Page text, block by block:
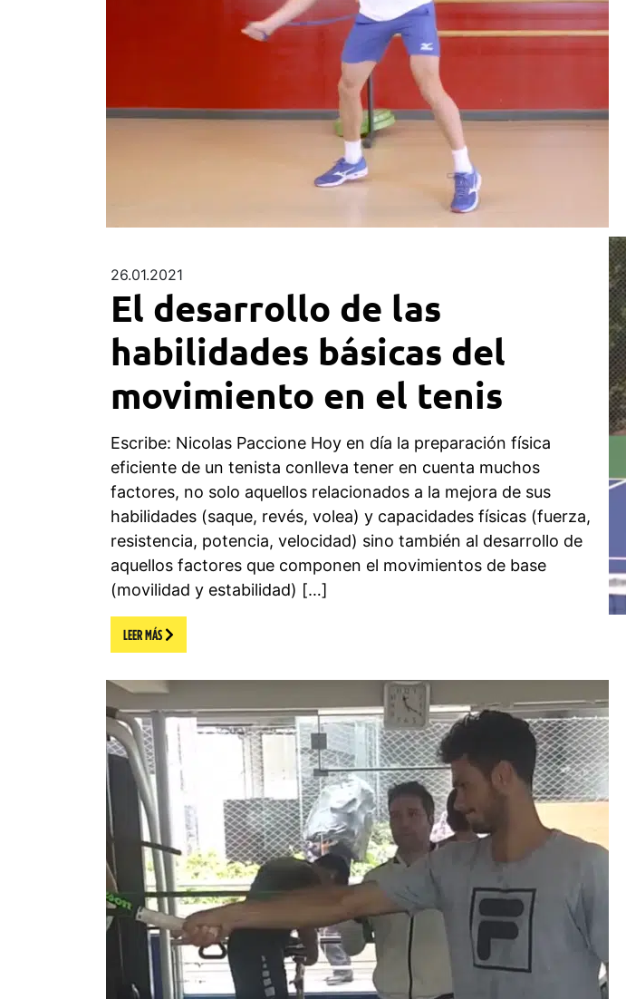
26.01.2021
El desarrollo de las
habilidades básicas del
movimiento en el tenis
Escribe: Nicolas Paccione Hoy en día la preparación física
eficiente de un tenista conlleva tener en cuenta muchos
factores, no solo aquellos relacionados a la mejora de sus
habilidades (saque, revés, volea) y capacidades físicas (fuerza,
resistencia, potencia, velocidad) sino también al desarrollo de
aquellos factores que componen el movimientos de base
(movilidad y estabilidad) […]
LEER MÁS